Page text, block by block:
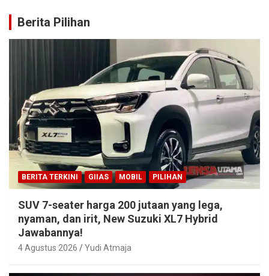
Berita Pilihan
BERITA TERKINI GIIAS MOBIL PILIHAN
SUV 7-seater harga 200 jutaan yang lega,
nyaman, dan irit, New Suzuki XL7 Hybrid
Jawabannya!
4 Agustus 2026 Yudi Atmaja